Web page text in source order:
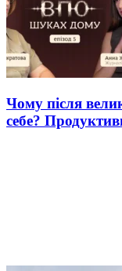
Чому після
себе?